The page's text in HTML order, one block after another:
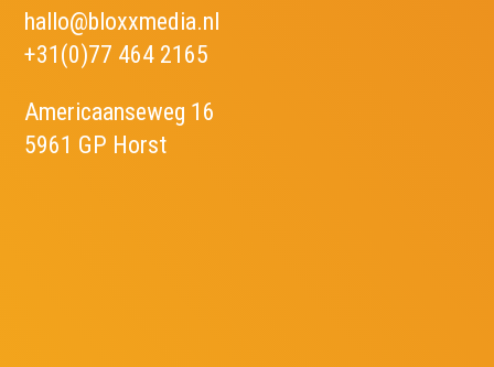
hallo@bloxxmedia.nl
+31(0)77 464 2165
Americaanseweg 16
5961 GP Horst